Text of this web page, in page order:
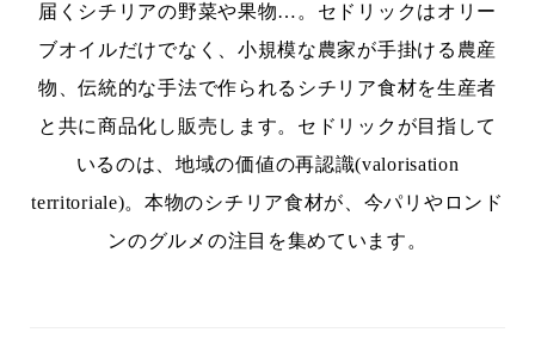
届くシチリアの野菜や果物…。セドリックはオリー
ブオイルだけでなく、小規模な農家が手掛ける農産
物、伝統的な手法で作られるシチリア食材を生産者
と共に商品化し販売します。セドリックが目指して
いるのは、地域の価値の再認識(valorisation
territoriale)。本物のシチリア食材が、今パリやロンド
ンのグルメの注目を集めています。